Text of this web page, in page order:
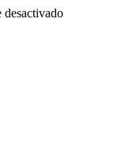
desactivado